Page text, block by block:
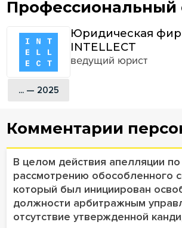
Профессиональный
... — 2025
Юридическая
INTELLECT
ведущий юрист
Комментарии
В целом действия апелляции по
рассмотрению обособленного
который был инициирован
должности арбитражным
отсутствие утвержденной